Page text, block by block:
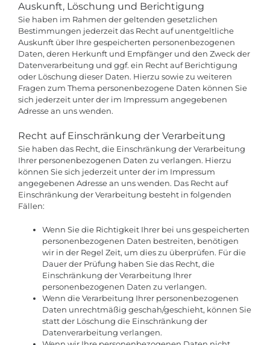
Auskunft, Löschung und Berichtigung
Sie haben im Rahmen der geltenden gesetzlichen
Bestimmungen jederzeit das Recht auf unentgeltliche
Auskunft über Ihre gespeicherten personenbezogenen
Daten, deren Herkunft und Empfänger und den Zweck der
Datenverarbeitung und ggf. ein Recht auf Berichtigung
oder Löschung dieser Daten. Hierzu sowie zu weiteren
Fragen zum Thema personenbezogene Daten können Sie
sich jederzeit unter der im Impressum angegebenen
Adresse an uns wenden.
Recht auf Einschränkung der Verarbeitung
Sie haben das Recht, die Einschränkung der Verarbeitung
Ihrer personenbezogenen Daten zu verlangen. Hierzu
können Sie sich jederzeit unter der im Impressum
angegebenen Adresse an uns wenden. Das Recht auf
Einschränkung der Verarbeitung besteht in folgenden
Fällen:
Wenn Sie die Richtigkeit Ihrer bei uns gespeicherten
personenbezogenen Daten bestreiten, benötigen
wir in der Regel Zeit, um dies zu überprüfen. Für die
Dauer der Prüfung haben Sie das Recht, die
Einschränkung der Verarbeitung Ihrer
personenbezogenen Daten zu verlangen.
Wenn die Verarbeitung Ihrer personenbezogenen
Daten unrechtmäßig geschah/geschieht, können Sie
statt der Löschung die Einschränkung der
Datenverarbeitung verlangen.